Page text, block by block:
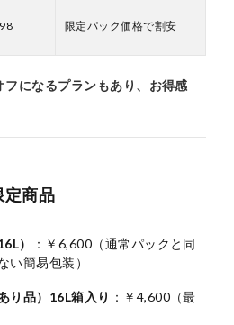
限定パック価格で割安
になるプランもあり、お得感
商品
）
：￥6,600（通常パックと同
い簡易包装）
り品）16L箱入り ：￥4,600（最